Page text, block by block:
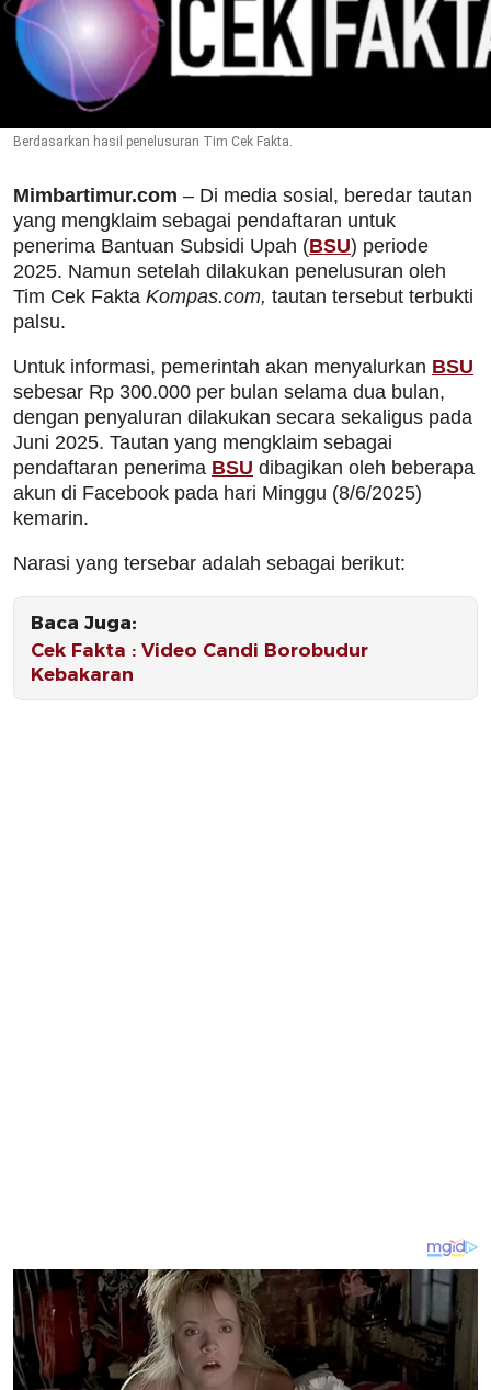
Berdasarkan hasil penelusuran Tim Cek Fakta.
Mimbartimur.com – Di media sosial, beredar tautan
yang mengklaim sebagai pendaftaran untuk
penerima Bantuan Subsidi Upah (BSU) periode
2025. Namun setelah dilakukan penelusuran oleh
Tim Cek Fakta Kompas.com, tautan tersebut terbukti
palsu.
Untuk informasi, pemerintah akan menyalurkan BSU
sebesar Rp 300.000 per bulan selama dua bulan,
dengan penyaluran dilakukan secara sekaligus pada
Juni 2025. Tautan yang mengklaim sebagai
pendaftaran penerima BSU dibagikan oleh beberapa
akun di Facebook pada hari Minggu (8/6/2025)
kemarin.
Narasi yang tersebar adalah sebagai berikut:
Baca Juga:
Cek Fakta : Video Candi Borobudur
Kebakaran